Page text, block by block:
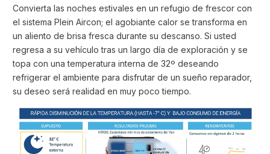
Convierta las noches estivales en un refugio de frescor con
el sistema Plein Aircon; el agobiante calor se transforma en
un aliento de brisa fresca durante su descanso. Si usted
regresa a su vehículo tras un largo día de exploración y se
topa con una temperatura interna de 32º deseando
refrigerar el ambiente para disfrutar de un sueño reparador,
su deseo será realidad en muy poco tiempo.